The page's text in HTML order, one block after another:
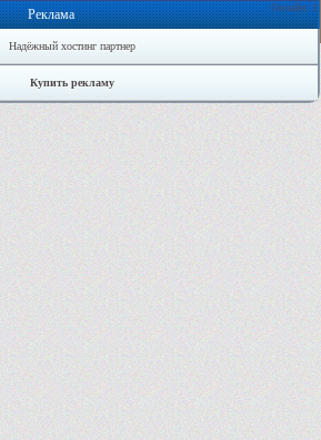
Онлайн: 1
Реклама
Надёжный хостинг партнер
Купить рекламу